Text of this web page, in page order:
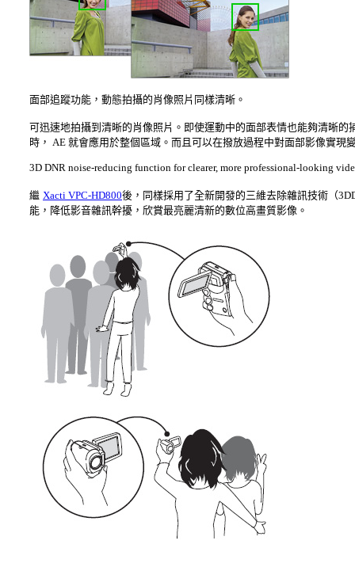
面部追蹤功能，動態拍攝的肖像照片同樣清晰。
可迅速地拍攝到清晰的肖像照片。即使運動中的面部表情也能夠清晰
時， AE 就會應用於整個區域。而且可以在撥放過程中對面部影像實現
3D DNR noise-reducing function for clearer, more professional-looking
繼 Xacti VPC-HD800後，同樣採用了全新開發的三維去除雜訊技術（
能，降低影音雜訊幹擾，欣賞最亮麗清新的數位高畫質影像。